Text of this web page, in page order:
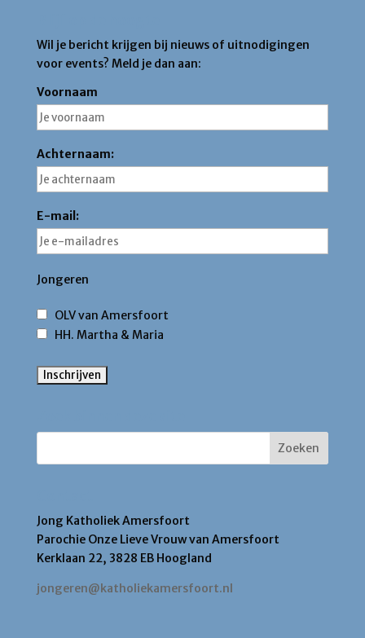
Wil je bericht krijgen bij nieuws of uitnodigingen
voor events? Meld je dan aan:
Voornaam
Achternaam:
E-mail:
Jongeren
OLV van Amersfoort
HH. Martha & Maria
Jong Katholiek Amersfoort
Parochie Onze Lieve Vrouw van Amersfoort
Kerklaan 22, 3828 EB Hoogland
jongeren@katholiekamersfoort.nl